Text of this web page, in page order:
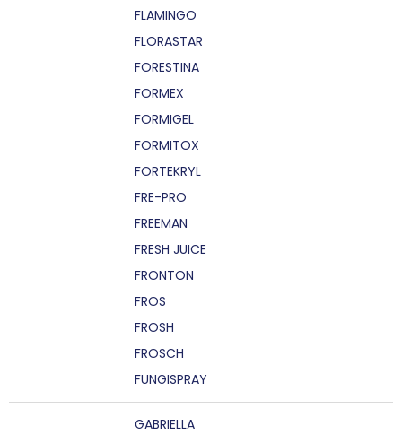
FLAMINGO
FLORASTAR
FORESTINA
FORMEX
FORMIGEL
FORMITOX
FORTEKRYL
FRE-PRO
FREEMAN
FRESH JUICE
FRONTON
FROS
FROSH
FROSCH
FUNGISPRAY
GABRIELLA